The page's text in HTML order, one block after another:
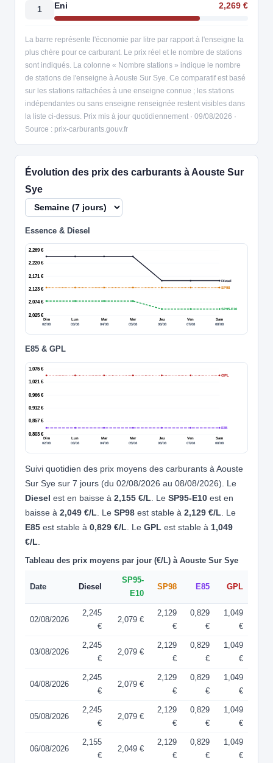
1 Eni 2,269 €
La barre représente l'économie par litre par rapport à l'enseigne la
plus chère pour ce carburant. Le prix réel et le nombre de stations
sont indiqués. La colonne « Nombre stations » indique le nombre
de stations de l'enseigne à Aouste Sur Sye. Ce comparatif est basé
sur les stations rattachées à une enseigne connue ; les stations
indépendantes ou sans enseigne renseignée restent visibles dans
la liste ci-dessus. Prix mis à jour quotidiennement · 09/08/2026 ·
Source : prix-carburants.gouv.fr
Évolution des prix des carburants à Aouste Sur
Sye
Essence & Diesel
2,025 €
2,074 €
2,123 €
2,171 €
2,220 €
2,269 €
Dim
02/08
Lun
03/08
Mar
04/08
Mer
05/08
Jeu
06/08
Ven
07/08
Sam
08/08
Diesel
SP95-E10
SP98
E85 & GPL
0,803 €
0,857 €
0,912 €
0,966 €
1,021 €
1,075 €
Dim
02/08
Lun
03/08
Mar
04/08
Mer
05/08
Jeu
06/08
Ven
07/08
Sam
08/08
E85
GPL
Suivi quotidien des prix moyens des carburants à Aouste
Sur Sye sur 7 jours (du 02/08/2026 au 08/08/2026). Le
Diesel est en baisse à 2,155 €/L. Le SP95-E10 est en
baisse à 2,049 €/L. Le SP98 est stable à 2,129 €/L. Le
E85 est stable à 0,829 €/L. Le GPL est stable à 1,049
€/L.
Tableau des prix moyens par jour (€/L) à Aouste Sur Sye
Date Diesel
SP95-
E10
SP98 E85 GPL
02/08/2026
2,245
€
2,079 €
2,129
€
0,829
€
1,049
€
03/08/2026
2,245
€
2,079 €
2,129
€
0,829
€
1,049
€
04/08/2026
2,245
€
2,079 €
2,129
€
0,829
€
1,049
€
05/08/2026
2,245
€
2,079 €
2,129
€
0,829
€
1,049
€
06/08/2026
2,155
€
2,049 €
2,129
€
0,829
€
1,049
€